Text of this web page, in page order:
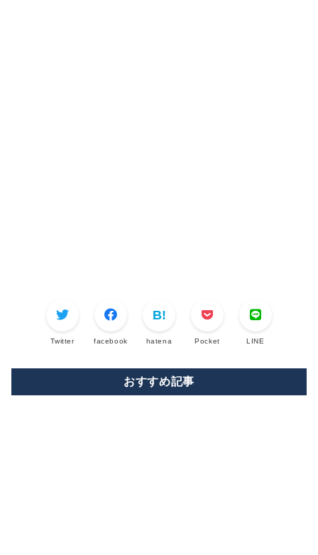
Twitter facebook hatena Pocket LINE
おすすめ記事